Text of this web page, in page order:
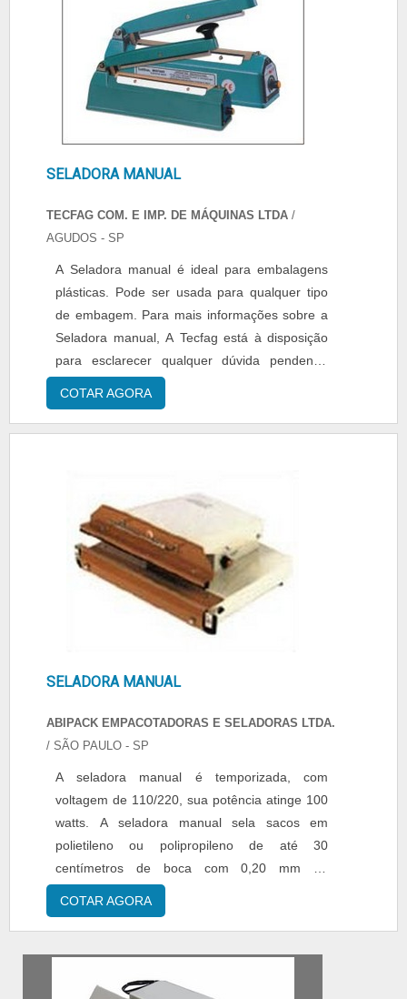
SELADORA MANUAL
TECFAG COM. E IMP. DE MÁQUINAS LTDA /
AGUDOS - SP
A Seladora manual é ideal para embalagens
plásticas. Pode ser usada para qualquer tipo
de embagem. Para mais informações sobre a
Seladora manual, A Tecfag está à disposição
para esclarecer qualquer dúvida pendente.
Solicite um orçamento da Seladora manual e
adquira a maior qualidade do mercado pela
COTAR AGORA
SELADORA MANUAL
ABIPACK EMPACOTADORAS E SELADORAS LTDA.
/ SÃO PAULO - SP
A seladora manual é temporizada, com
voltagem de 110/220, sua potência atinge 100
watts. A seladora manual sela sacos em
polietileno ou polipropileno de até 30
centímetros de boca com 0,20 mm de
espessura. Utilizada em diversos tipos de
indústrias, a seladora manual propõe ao
qualidade. A Abipack é especialista em
distribuição e fabricação de equipamentos de
COTAR AGORA